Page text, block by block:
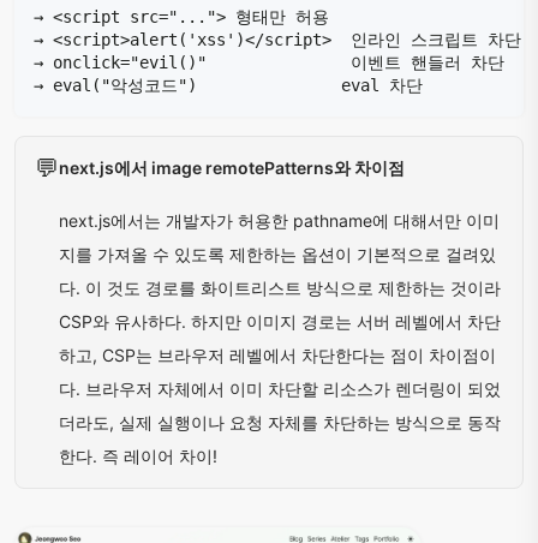
💬next.js에서 image remotePatterns와 차이점
next.js에서는 개발자가 허용한 pathname에 대해서만 이미
지를 가져올 수 있도록 제한하는 옵션이 기본적으로 걸려있
다. 이 것도 경로를 화이트리스트 방식으로 제한하는 것이라
CSP와 유사하다. 하지만 이미지 경로는 서버 레벨에서 차단
하고, CSP는 브라우저 레벨에서 차단한다는 점이 차이점이
다. 브라우저 자체에서 이미 차단할 리소스가 렌더링이 되었
더라도, 실제 실행이나 요청 자체를 차단하는 방식으로 동작
한다. 즉 레이어 차이!